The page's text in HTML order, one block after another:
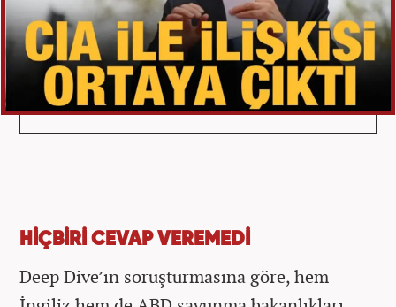
HİÇBİRİ CEVAP VEREMEDİ
Deep Dive’ın soruşturmasına göre, hem